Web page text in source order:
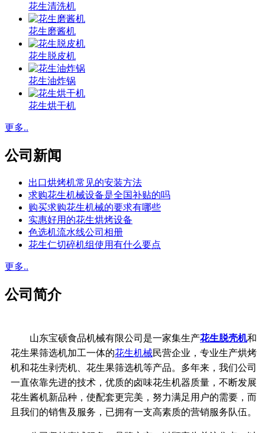
花生清洗机
花生磨酱机
花生脱皮机
花生油炸锅
花生烘干机
更多..
公司新闻
出口烘烤机常见的安装方法
求购花生机械设备是全国补贴的吗
购买求购花生机械的要求有哪些
实惠好用的花生烘烤设备
色选机流水线公司相册
花生仁切碎机组使用有什么要点
更多..
公司简介
山东宝硕食品机械有限公司是一家集生产花生脱壳机和
花生果筛选机加工一体的花生机械民营企业，专业生产烘烤
机和花生剥壳机、花生果筛选机等产品。多年来，我们公司
一直依靠先进的技术，优质的卤味花生机器质量，不断发展
花生酱机新品种，使配套更完美，努力满足用户的需要，而
且我们的销售及服务，已拥有一支高素质的营销服务队伍。